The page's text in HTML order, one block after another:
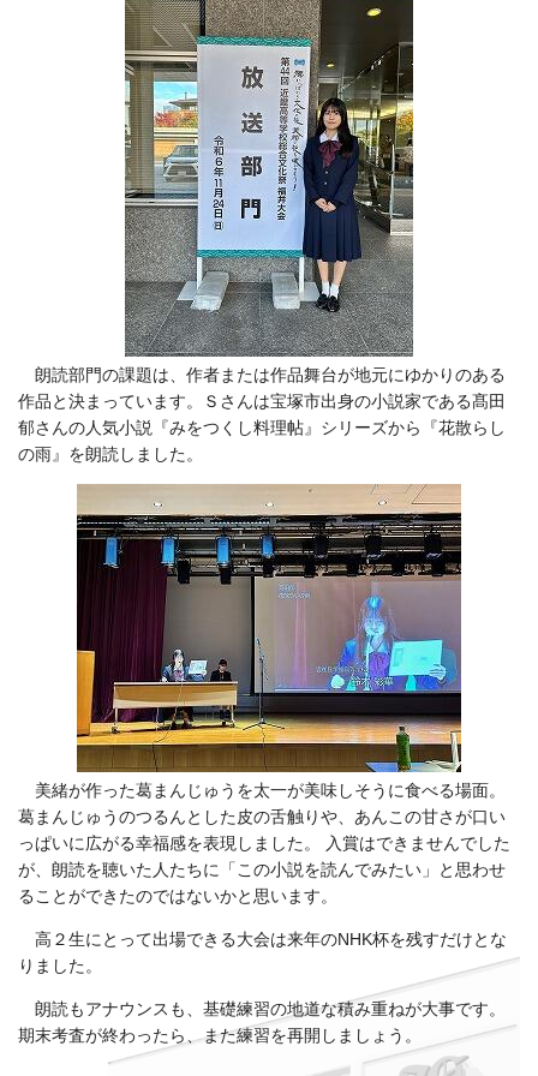
朗読部門の課題は、作者または作品舞台が地元にゆかりのある
作品と決まっています。Ｓさんは宝塚市出身の小説家である髙田
郁さんの人気小説『みをつくし料理帖』シリーズから『花散らし
の雨』を朗読しました。
美緒が作った葛まんじゅうを太一が美味しそうに食べる場面。
葛まんじゅうのつるんとした皮の舌触りや、あんこの甘さが口い
っぱいに広がる幸福感を表現しました。 入賞はできませんでした
が、朗読を聴いた人たちに「この小説を読んでみたい」と思わせ
ることができたのではないかと思います。
高２生にとって出場できる大会は来年のNHK杯を残すだけとな
りました。
朗読もアナウンスも、基礎練習の地道な積み重ねが大事です。
期末考査が終わったら、また練習を再開しましょう。